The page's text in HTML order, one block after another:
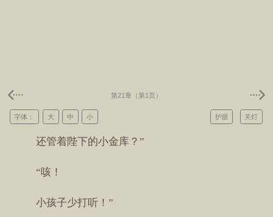
第21章（第1页）
关灯
护眼
字体： 大 中 小
还管着陛下的小金库？”
“咳！
小孩子少打听！”